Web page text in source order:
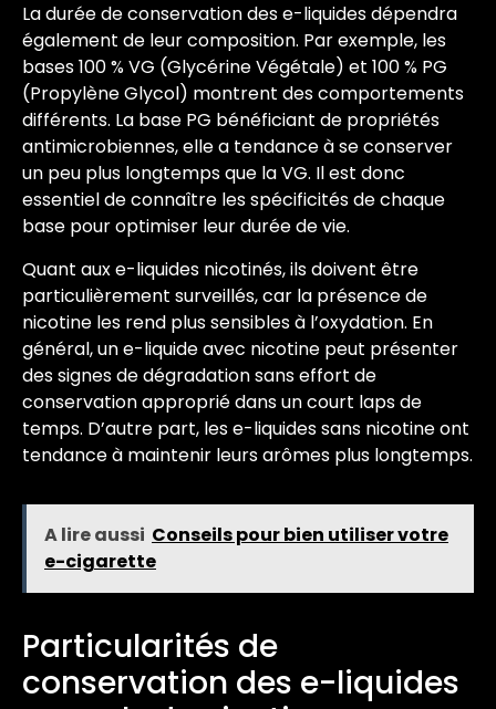
La durée de conservation des e-liquides dépendra
également de leur composition. Par exemple, les
bases 100 % VG (Glycérine Végétale) et 100 % PG
(Propylène Glycol) montrent des comportements
différents. La base PG bénéficiant de propriétés
antimicrobiennes, elle a tendance à se conserver
un peu plus longtemps que la VG. Il est donc
essentiel de connaître les spécificités de chaque
base pour optimiser leur durée de vie.
Quant aux e-liquides nicotinés, ils doivent être
particulièrement surveillés, car la présence de
nicotine les rend plus sensibles à l’oxydation. En
général, un e-liquide avec nicotine peut présenter
des signes de dégradation sans effort de
conservation approprié dans un court laps de
temps. D’autre part, les e-liquides sans nicotine ont
tendance à maintenir leurs arômes plus longtemps.
A lire aussi Conseils pour bien utiliser votre
e-cigarette
Particularités de
conservation des e-liquides